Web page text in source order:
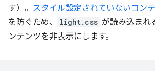
す）。 スタイル設定されていないコン
を防ぐため、
light.css が読み込まれ
ンテンツを非表示にします。